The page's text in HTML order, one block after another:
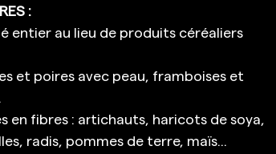
:
entier au lieu de produits céréaliers
et poires avec peau, framboises et
en fibres : artichauts, haricots de soya,
radis, pommes de terre, maïs...